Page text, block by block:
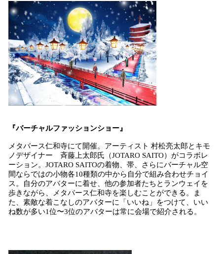
『バーチャルファッションショー』
メタバース仁和寺にて開催。アーティスト 村松亮太郎とキモ
ノデザイナー 斉藤上太郎氏（JOTARO SAITO）がコラボレ
ーション。JOTARO SAITOの着物、帯、さらにバーチャル空
間ならではの小物各10種類の中から自分で組み合わせチョイ
ス。自分のアバターに着せ、他の参加者たちとランウェイを
歩きながら、メタバース仁和寺を楽しむことができる。ま
た、素敵な着こなしのアバターに「いいね」をつけて、いい
ね数が多い1位〜3位のアバターは常に会場で紹介される。